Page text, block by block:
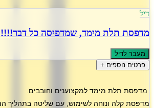
דיל
מדפסת תלת מימד, שמדפיסה כל דבר!!!!
מעבר לדיל
פרטים נוספים +
מדפסת תלת מימד למקצוענים וחובבים.
מדפסת קלה ונוחה לשימוש, עם שליטה בתהליך